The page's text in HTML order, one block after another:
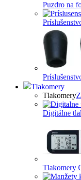
Puzdro na
Tlakomery
Tlakomery
Digitálne
Tlakomery